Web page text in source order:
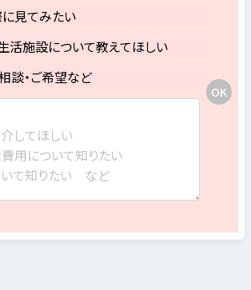
見てみたい
活施設について教えてほしい
談・ご希望など